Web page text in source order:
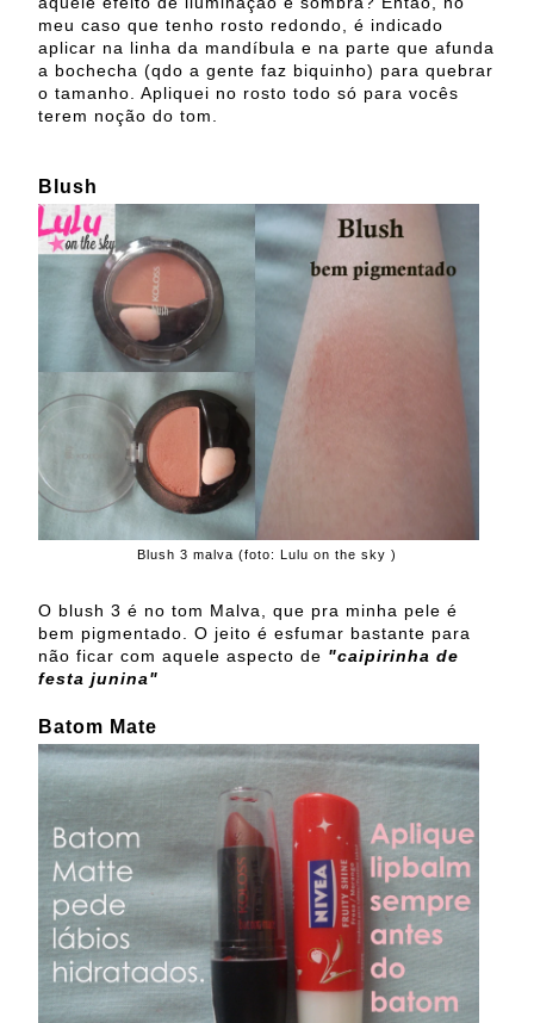
meu caso que tenho rosto redondo, é indicado
aplicar na linha da mandíbula e na parte que afunda
a bochecha (qdo a gente faz biquinho) para quebrar
o tamanho. Apliquei no rosto todo só para vocês
terem noção do tom.
Blush
Blush 3 malva (foto: Lulu on the sky )
O blush 3 é no tom Malva, que pra minha pele é
bem pigmentado. O jeito é esfumar bastante para
não ficar com aquele aspecto de "caipirinha de
festa junina"
Batom Mate